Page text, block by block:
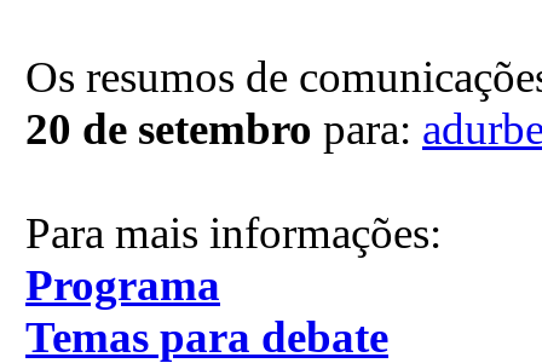
Os resumos de
20 de setembro para:
Para mais informações:
Programa
Temas para debate